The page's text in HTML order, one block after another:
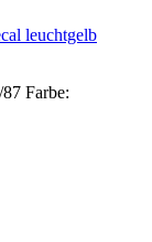
leuchtgelb
Farbe: